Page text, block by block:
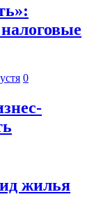
0
жилья